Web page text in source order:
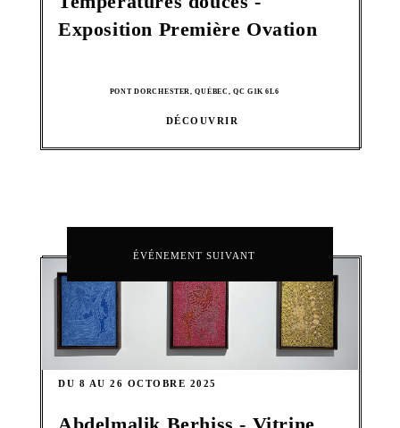
Exposition Première Ovation
PONT DORCHESTER, QUÉBEC, QC G1K 6L6
DÉCOUVRIR
ÉVÉNEMENT SUIVANT
DU 8 AU 26 OCTOBRE 2025
Abdelmalik Berhiss - Vitrine